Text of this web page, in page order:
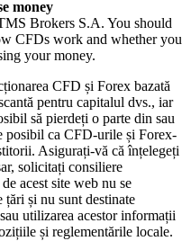
money
Brokers S.A. You should
CFDs work and whether you
your money.
CFD și Forex bazată
pentru capitalul dvs., iar
să pierdeți o parte din sau
posibil ca CFD-urile și Forex-
Asigurați-vă că înțelegeți
solicitați consiliere
acest site web nu se
țări și nu sunt destinate
utilizarea acestor informații
și reglementările locale.